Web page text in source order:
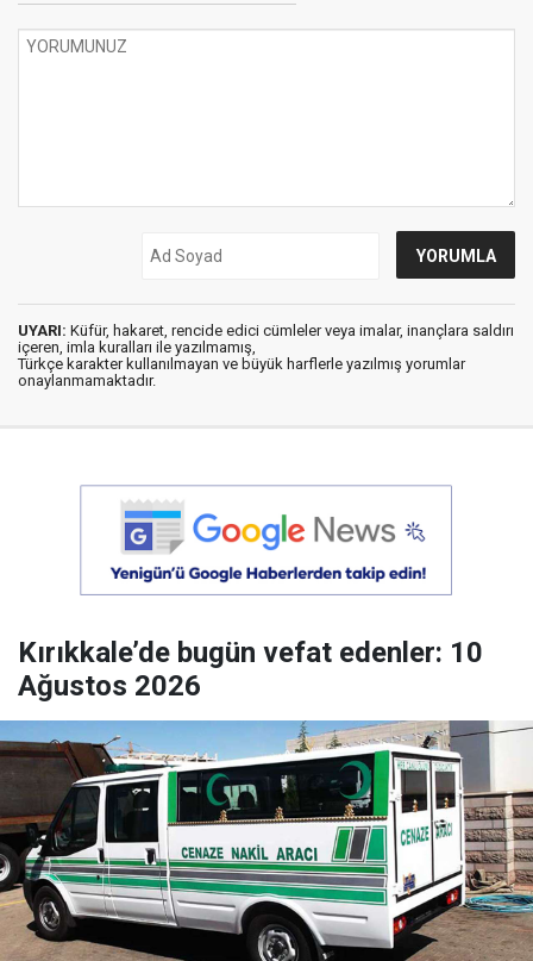
UYARI: Küfür, hakaret, rencide edici cümleler veya imalar, inançlara saldırı
içeren, imla kuralları ile yazılmamış,
Türkçe karakter kullanılmayan ve büyük harflerle yazılmış yorumlar
onaylanmamaktadır.
Kırıkkale’de bugün vefat edenler: 10
Ağustos 2026